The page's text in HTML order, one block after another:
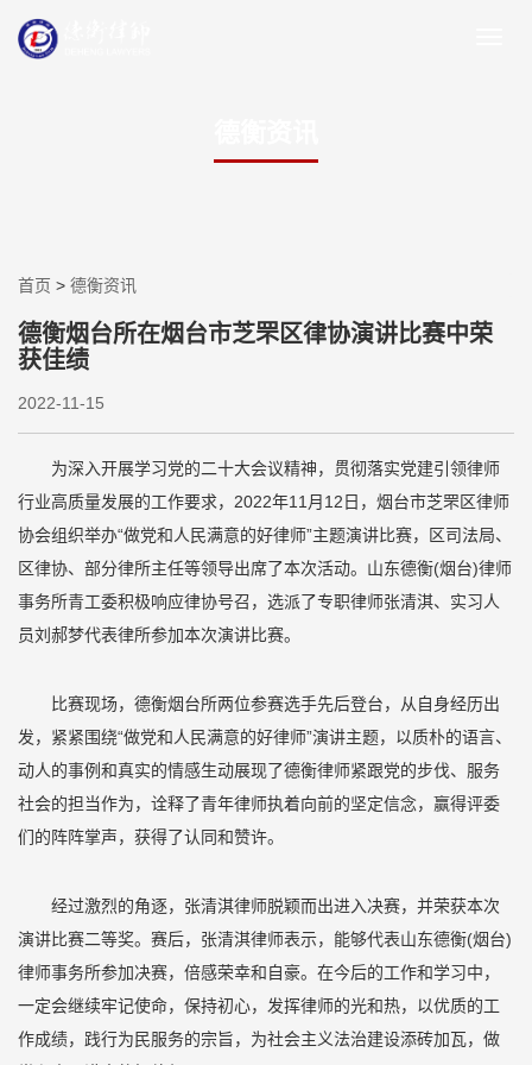
首页 > 德衡资讯
德衡烟台所在烟台市芝罘区律协演讲比赛中荣
获佳绩
2022-11-15
为深入开展学习党的二十大会议精神，贯彻落实党建引领律师
行业高质量发展的工作要求，2022年11月12日，烟台市芝罘区律师
协会组织举办“做党和人民满意的好律师”主题演讲比赛，区司法局、
区律协、部分律所主任等领导出席了本次活动。山东德衡(烟台)律师
事务所青工委积极响应律协号召，选派了专职律师张清淇、实习人
员刘郝梦代表律所参加本次演讲比赛。
比赛现场，德衡烟台所两位参赛选手先后登台，从自身经历出
发，紧紧围绕“做党和人民满意的好律师”演讲主题，以质朴的语言、
动人的事例和真实的情感生动展现了德衡律师紧跟党的步伐、服务
社会的担当作为，诠释了青年律师执着向前的坚定信念，赢得评委
们的阵阵掌声，获得了认同和赞许。
经过激烈的角逐，张清淇律师脱颖而出进入决赛，并荣获本次
演讲比赛二等奖。赛后，张清淇律师表示，能够代表山东德衡(烟台)
律师事务所参加决赛，倍感荣幸和自豪。在今后的工作和学习中，
一定会继续牢记使命，保持初心，发挥律师的光和热，以优质的工
作成绩，践行为民服务的宗旨，为社会主义法治建设添砖加瓦，做